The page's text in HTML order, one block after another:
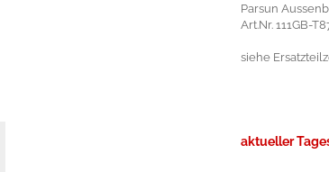
Parsun
Art.Nr. 111GB-
siehe
aktueller